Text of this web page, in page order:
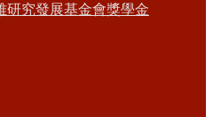
研究發展基金會獎學金